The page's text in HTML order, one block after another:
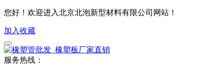
您好！欢迎进入北京北泡新型材料有限公司网站！
加入收藏
服务热线：